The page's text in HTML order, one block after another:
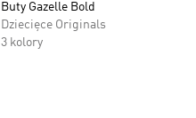
Buty Gazelle Bold
Dziecięce Originals
3 kolory